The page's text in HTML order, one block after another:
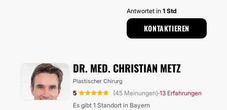
Antwortet in 1 Std
KONTAKTIEREN
DR. MED. CHRISTIAN METZ
Plastischer Chirurg
5 (45 Meinungen)·13 Erfahrungen
Es gibt 1 Standort in Bayern